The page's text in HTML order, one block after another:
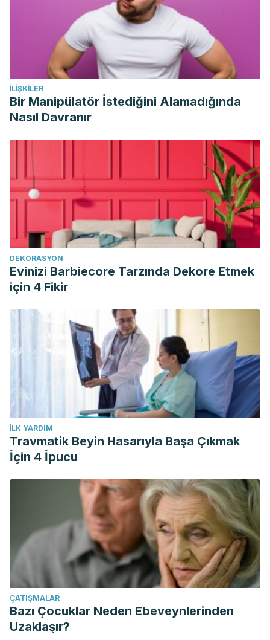
Davies, S. J., Harding, L. M., & Baranowski, A. P. (2002). A
novel treatment of postherpetic neuralgia using
peppermint oil. Clinical Journal of Pain.
https://doi.org/10.1097/00002508-200205000-00011
Cavanagh, H. M. A., & Wilkinson, J. M. (2002). Biological
activities of lavender essential oil. Phytotherapy Research.
https://doi.org/10.1002/ptr.1103
inflammatory and analgesic properties of the leaf extracts
and essential oil of Lavandula angustifolia Mill. Journal of
Ethnopharmacology. https://doi.org/10.1016/S0378-
8741(03)00234-4
İLIŞKILER
Bir Manipülatör İstediğini Alamadığında
Nasıl Davranır
DEKORASYON
Evinizi Barbiecore Tarzında Dekore Etmek
için 4 Fikir
İLK YARDIM
Travmatik Beyin Hasarıyla Başa Çıkmak
İçin 4 İpucu
ÇATIŞMALAR
Bazı Çocuklar Neden Ebeveynlerinden
Uzaklaşır?